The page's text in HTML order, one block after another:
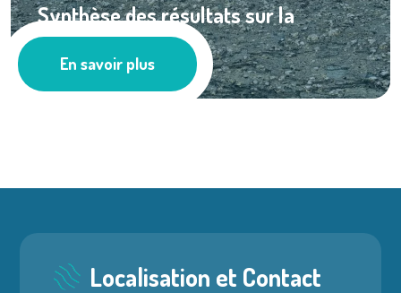
Synthèse des résultats sur la
population ...
Ressources documentaires
En savoir plus
Localisation et Contact